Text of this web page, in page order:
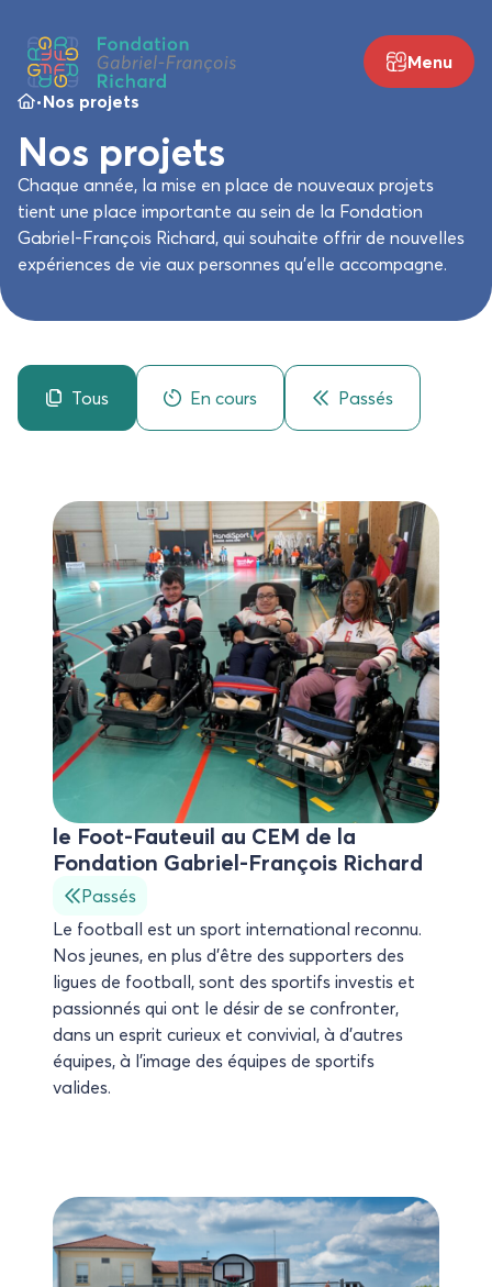
Menu
•Nos projets
Nos projets
Chaque année, la mise en place de nouveaux projets
tient une place importante au sein de la Fondation
Gabriel-François Richard, qui souhaite offrir de nouvelles
expériences de vie aux personnes qu’elle accompagne.
Catégories projets
Tous En cours Passés
le Foot-Fauteuil au CEM de la
Fondation Gabriel-François Richard
Passés
Le football est un sport international reconnu.
Nos jeunes, en plus d’être des supporters des
ligues de football, sont des sportifs investis et
passionnés qui ont le désir de se confronter,
dans un esprit curieux et convivial, à d’autres
équipes, à l’image des équipes de sportifs
valides.
le Foot-Fauteuil au CEM de la Fondation Gabriel-
Construction d’un nouveau Foyer de Vie